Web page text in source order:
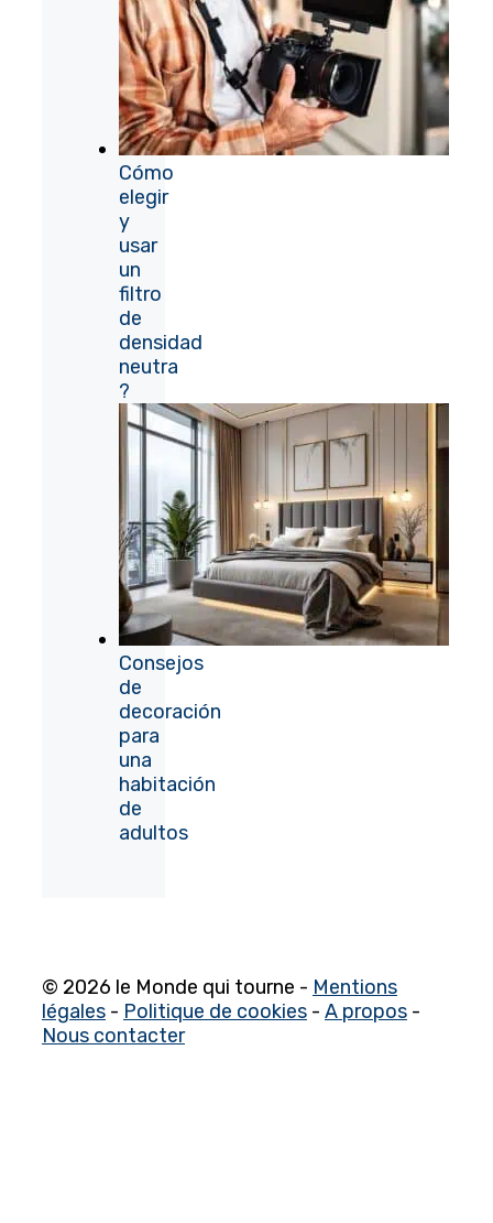
Cómo
elegir
y
usar
un
filtro
de
densidad
neutra
?
Consejos
de
decoración
para
una
habitación
de
adultos
© 2026 le Monde qui tourne - Mentions
légales - Politique de cookies - A propos -
Nous contacter